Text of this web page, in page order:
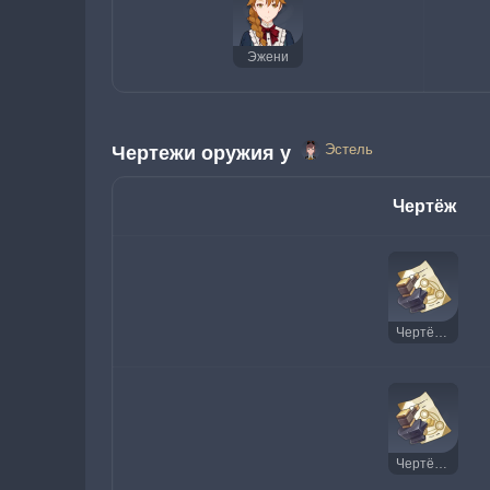
Эжени
Чертежи оружия у Эстель
Чертёж
Чертёж: Грандиозный финал глубин
Чертёж: Тень волны